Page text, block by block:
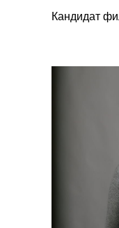
Кандидат